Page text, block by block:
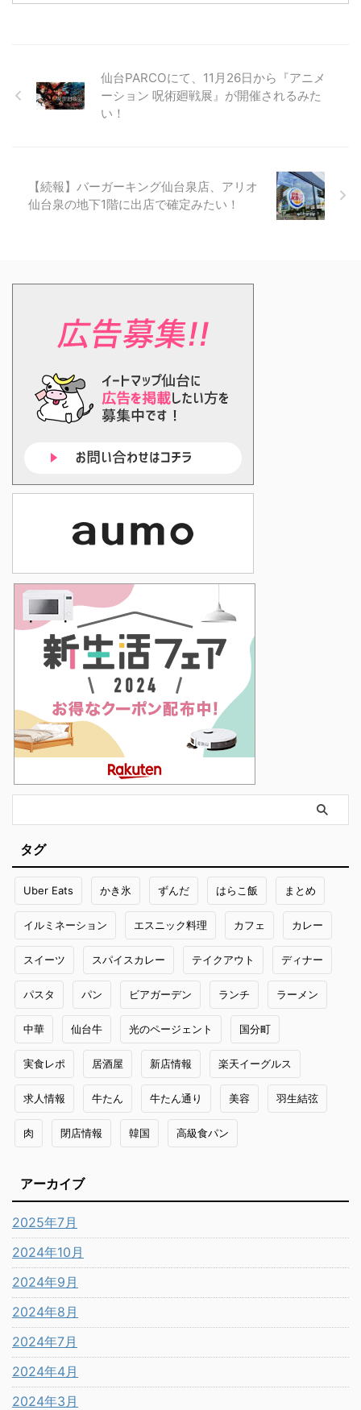
仙台PARCOにて、11月26日から『アニメ
ーション 呪術廻戦展』が開催されるみた
い！
【続報】バーガーキング仙台泉店、アリオ
仙台泉の地下1階に出店で確定みたい！
タグ
Uber Eats かき氷 ずんだ はらこ飯 まとめ
イルミネーション エスニック料理 カフェ カレー
スイーツ スパイスカレー テイクアウト ディナー
パスタ パン ビアガーデン ランチ ラーメン
中華 仙台牛 光のページェント 国分町
実食レポ 居酒屋 新店情報 楽天イーグルス
求人情報 牛たん 牛たん通り 美容 羽生結弦
肉 閉店情報 韓国 高級食パン
アーカイブ
2025年7月
2024年10月
2024年9月
2024年8月
2024年7月
2024年4月
2024年3月